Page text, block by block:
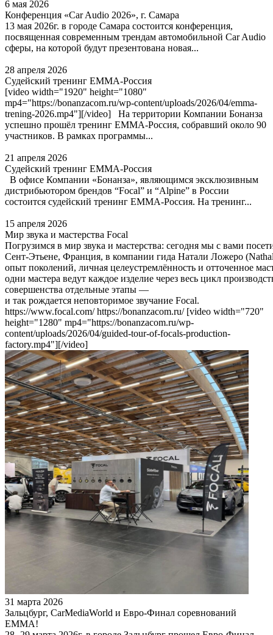
6 мая 2026
Конференция «Car Audio 2026», г. Самара
13 мая 2026г. в городе Самара состоится конференция,
посвященная современным трендам автомобильной Car Audio
сферы, на которой будут презентована новая...
28 апреля 2026
Судейский тренинг EMMA-Россия
[video width="1920" height="1080"
mp4="https://bonanzacom.ru/wp-content/uploads/2026/04/emma-
trening-2026.mp4"][/video] На территории Компании Бонанза
успешно прошёл тренинг EMMA‑Россия, собравший около 90
участников. В рамках программы...
21 апреля 2026
Судейский тренинг EMMA-Россия
В офисе Компании «Бонанза», являющимся эксклюзивным
дистрибьютором брендов “Focal” и “Alpine” в России
состоится судейский тренинг EMMA-Россия. На тренинг...
15 апреля 2026
Мир звука и мастерства Focal
Погрузимся в мир звука и мастерства: сегодня мы с вами
Сент‑Этьене, Франция, в компании гида Натали Ложеро
опыт поколений, личная целеустремлённость и отточенное
одни мастера ведут каждое изделие через весь цикл
совершенства отдельные этапы —
и так рождается неповторимое звучание Focal.
https://www.focal.com/ https://bonanzacom.ru/ [video width="720"
height="1280" mp4="https://bonanzacom.ru/wp-
content/uploads/2026/04/guided-tour-of-focals-production-
factory.mp4"][/video]
31 марта 2026
Зальцбург, CarMediaWorld и Евро-Финал соревнований
ЕММА!